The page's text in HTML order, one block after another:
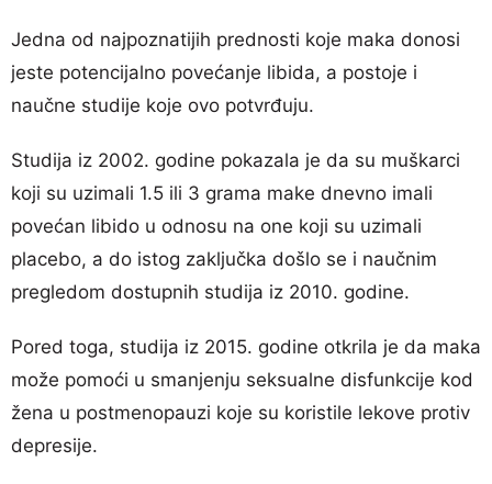
Jedna od najpoznatijih prednosti koje maka donosi
jeste potencijalno povećanje libida, a postoje i
naučne studije koje ovo potvrđuju.
Studija iz 2002. godine pokazala je da su muškarci
koji su uzimali 1.5 ili 3 grama make dnevno imali
povećan libido u odnosu na one koji su uzimali
placebo, a do istog zaključka došlo se i naučnim
pregledom dostupnih studija iz 2010. godine.
Pored toga, studija iz 2015. godine otkrila je da maka
može pomoći u smanjenju seksualne disfunkcije kod
žena u postmenopauzi koje su koristile lekove protiv
depresije.